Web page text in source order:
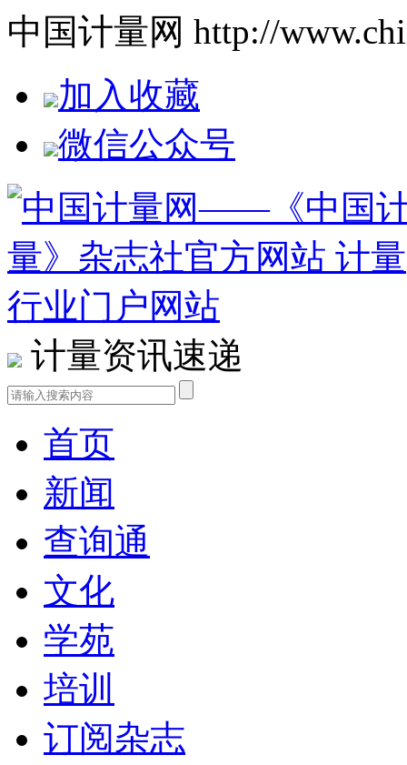
中国计量网 http://
加入收藏
微信公众号
计量资讯速递
首页
新闻
查询通
文化
学苑
培训
订阅杂志